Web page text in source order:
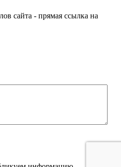
сайта - прямая ссылка на